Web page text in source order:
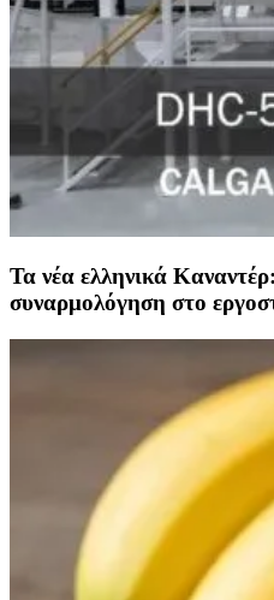
Τα νέα ελληνικά
συναρμολόγηση στο